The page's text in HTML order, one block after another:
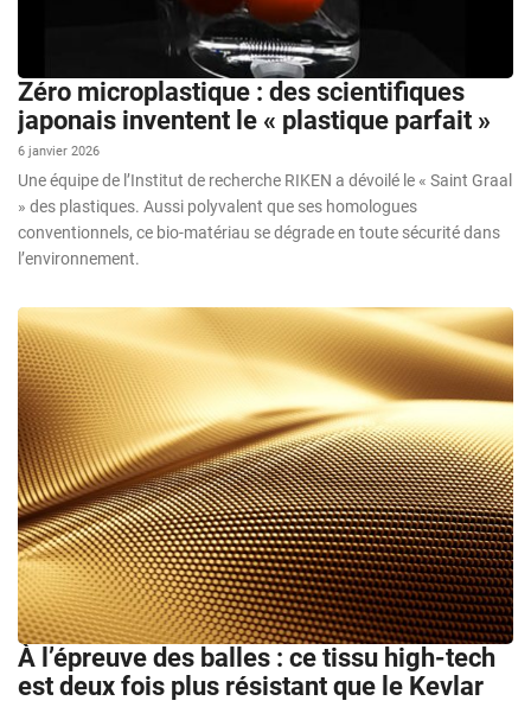
Zéro microplastique : des scientifiques
japonais inventent le « plastique parfait »
6 janvier 2026
Une équipe de l’Institut de recherche RIKEN a dévoilé le « Saint Graal
» des plastiques. Aussi polyvalent que ses homologues
conventionnels, ce bio-matériau se dégrade en toute sécurité dans
l’environnement.
À l’épreuve des balles : ce tissu high-tech
est deux fois plus résistant que le Kevlar